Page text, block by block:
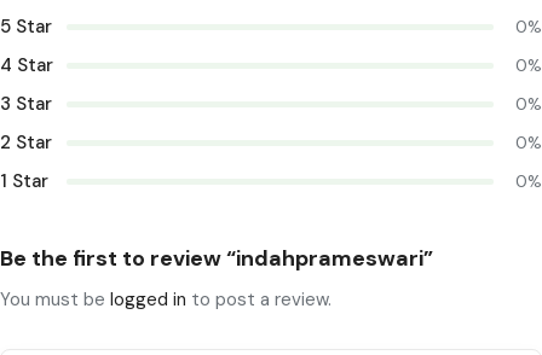
5 Star 0%
4 Star 0%
3 Star 0%
2 Star 0%
1 Star 0%
Be the first to review “indahprameswari”
You must be logged in to post a review.